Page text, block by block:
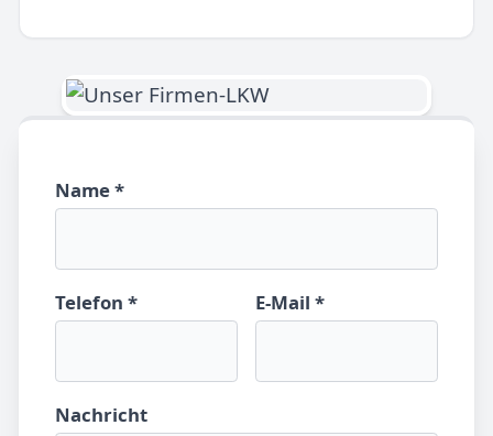
Name *
Telefon * E-Mail *
Nachricht